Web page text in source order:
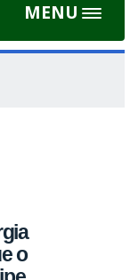
MENU
Toggle
o